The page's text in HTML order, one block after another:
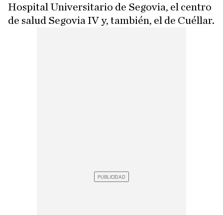
Hospital Universitario de Segovia, el centro
de salud Segovia IV y, también, el de Cuéllar.